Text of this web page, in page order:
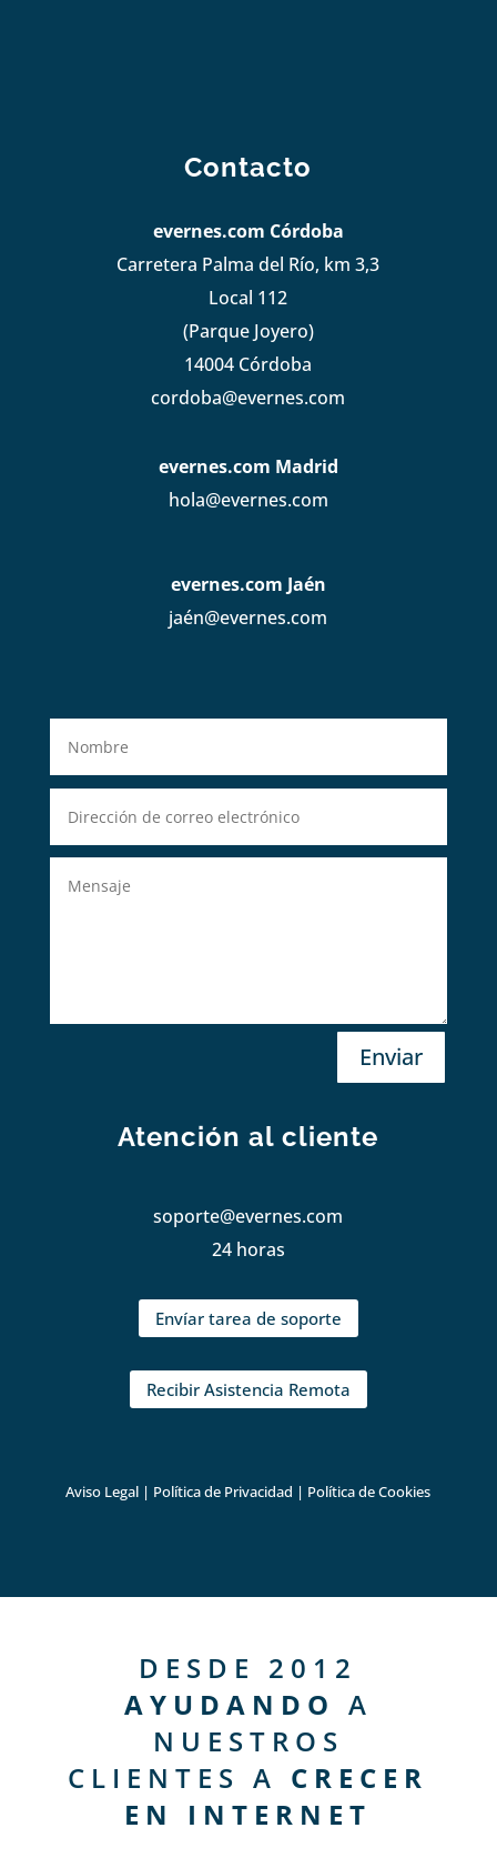
Contacto
evernes.com Córdoba
Carretera Palma del Río, km 3,3
Local 112
(Parque Joyero)
14004 Córdoba
cordoba@evernes.com
evernes.com Madrid
hola@evernes.com
evernes.com Jaén
jaén@evernes.com
Enviar
Atención al cliente
soporte@evernes.com
24 horas
Envíar tarea de soporte
Recibir Asistencia Remota
Aviso Legal | Política de Privacidad | Política de Cookies
DESDE 2012
AYUDANDO A
NUESTROS
CLIENTES A CRECER
EN INTERNET